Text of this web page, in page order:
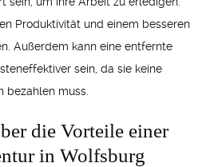
Produktivität und einem besseren
Außerdem kann eine entfernte
sein, da sie keine
bezahlen muss.
die Vorteile einer
in Wolfsburg